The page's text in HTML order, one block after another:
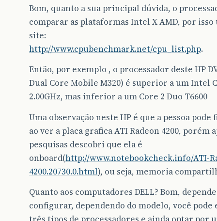
Bom, quanto a sua principal dúvida, o
comparar as plataformas Intel X AMD, por isso
site:
http://www.cpubenchmark.net/cpu_list.php.
Então, por exemplo , o processador deste HP
Dual Core Mobile M320) é superior a um Intel
2.00GHz, mas inferior a um Core 2 Duo T6600
Uma observação neste HP é que a pessoa
ao ver a placa grafica ATI Radeon 4200, porém
pesquisas descobri que ela é
onboard(http://www.notebookcheck.info/ATI-
4200.20730.0.html), ou seja, memoria
Quanto aos computadores DELL? Bom,
configurar, dependendo do modelo, você